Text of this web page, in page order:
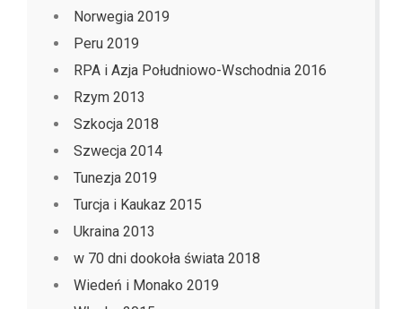
Norwegia 2019
Peru 2019
RPA i Azja Południowo-Wschodnia 2016
Rzym 2013
Szkocja 2018
Szwecja 2014
Tunezja 2019
Turcja i Kaukaz 2015
Ukraina 2013
w 70 dni dookoła świata 2018
Wiedeń i Monako 2019